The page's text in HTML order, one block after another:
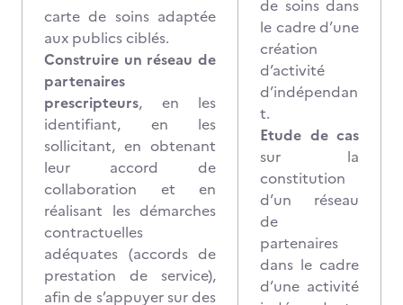
carte de soins adaptée
aux publics ciblés.
Construire un réseau de
partenaires
prescripteurs, en les
identifiant, en les
sollicitant, en obtenant
leur accord de
collaboration et en
réalisant les démarches
contractuelles
adéquates (accords de
prestation de service),
afin de s’appuyer sur des
de soins dans
le cadre d’une
création
d’activité
d’indépendan
t.
Etude de cas
sur la
constitution
d’un réseau
de
partenaires
dans le cadre
d’une activité